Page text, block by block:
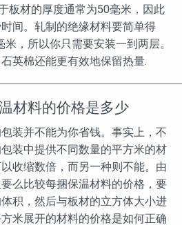
板材的厚度通常为50毫米，因此
间。轧制的绝缘材料要简单得
，所以你只需要安装一到两层。
英棉还能更有效地保留热量.
材料的价格是多少
装并不能为你省钱。事实上，不
装中提供不同数量的平方米的材
收缩数倍，而另一种则不能。由
么比较每捆保温材料的价格，要
积，然后与板材的立方体大小进
米展开的材料的价格是如何正确